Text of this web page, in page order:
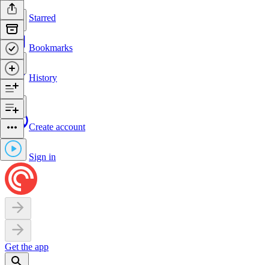
Starred
Bookmarks
History
Create account
Sign in
Get the app